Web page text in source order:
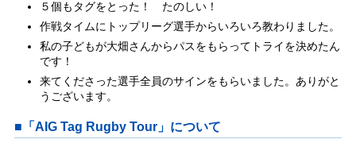
５個もタグをとった！ たのしい！
作戦タイムにトップリーグ選手からいろいろ教わりました。
私の子どもが大畑さんからパスをもらってトライを決めたん
です！
来てくださった選手全員のサインをもらいました。ありがと
うございます。
■「AIG Tag Rugby Tour」について